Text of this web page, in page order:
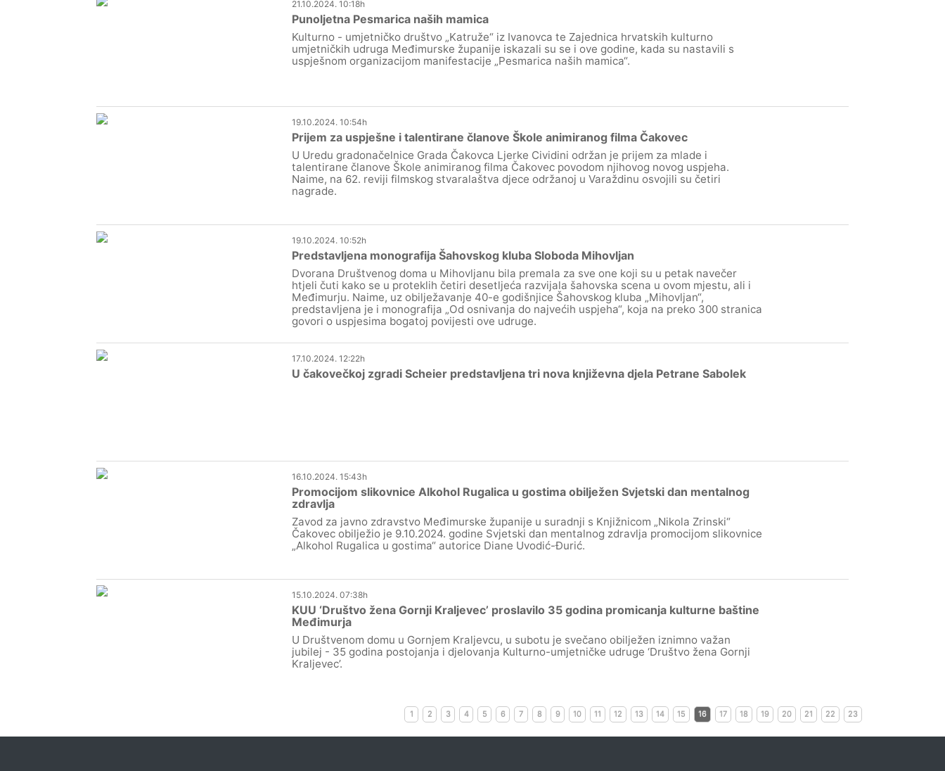
21.10.2024. 10:18h
Punoljetna Pesmarica naših mamica
Kulturno - umjetničko društvo „Katruže“ iz Ivanovca te Zajednica hrvatskih kulturno
umjetničkih udruga Međimurske županije iskazali su se i ove godine, kada su nastavili s
uspješnom organizacijom manifestacije „Pesmarica naših mamica“.
19.10.2024. 10:54h
Prijem za uspješne i talentirane članove Škole animiranog filma Čakovec
U Uredu gradonačelnice Grada Čakovca Ljerke Cividini održan je prijem za mlade i
talentirane članove Škole animiranog filma Čakovec povodom njihovog novog uspjeha.
Naime, na 62. reviji filmskog stvaralaštva djece održanoj u Varaždinu osvojili su četiri
nagrade.
19.10.2024. 10:52h
Predstavljena monografija Šahovskog kluba Sloboda Mihovljan
Dvorana Društvenog doma u Mihovljanu bila premala za sve one koji su u petak navečer
htjeli čuti kako se u proteklih četiri desetljeća razvijala šahovska scena u ovom mjestu, ali i
Međimurju. Naime, uz obilježavanje 40-e godišnjice Šahovskog kluba „Mihovljan“,
predstavljena je i monografija „Od osnivanja do najvećih uspjeha“, koja na preko 300 stranica
govori o uspjesima bogatoj povijesti ove udruge.
17.10.2024. 12:22h
U čakovečkoj zgradi Scheier predstavljena tri nova književna djela Petrane Sabolek
16.10.2024. 15:43h
Promocijom slikovnice Alkohol Rugalica u gostima obilježen Svjetski dan mentalnog
zdravlja
Zavod za javno zdravstvo Međimurske županije u suradnji s Knjižnicom „Nikola Zrinski“
Čakovec obilježio je 9.10.2024. godine Svjetski dan mentalnog zdravlja promocijom slikovnice
„Alkohol Rugalica u gostima“ autorice Diane Uvodić-Đurić.
15.10.2024. 07:38h
KUU ‘Društvo žena Gornji Kraljevec’ proslavilo 35 godina promicanja kulturne baštine
Međimurja
U Društvenom domu u Gornjem Kraljevcu, u subotu je svečano obilježen iznimno važan
jubilej - 35 godina postojanja i djelovanja Kulturno-umjetničke udruge ‘Društvo žena Gornji
Kraljevec’.
1 2 3 4 5 6 7 8 9 10 11 12 13 14 15 16 17 18 19 20 21 22 23